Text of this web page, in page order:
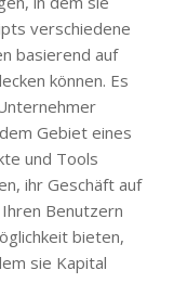
verschiedene
basierend auf
können. Es
Gebiet eines
und Tools
ihr Geschäft auf
Benutzern
bieten,
sie Kapital